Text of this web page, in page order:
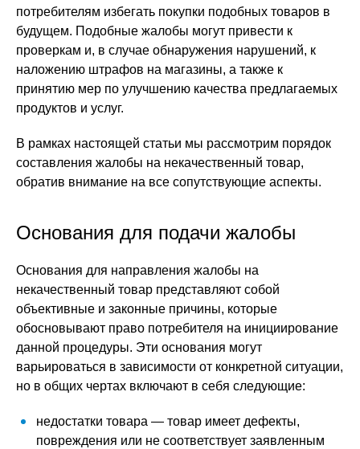
потребителям избегать покупки подобных товаров в
будущем. Подобные жалобы могут привести к
проверкам и, в случае обнаружения нарушений, к
наложению штрафов на магазины, а также к
принятию мер по улучшению качества предлагаемых
продуктов и услуг.
В рамках настоящей статьи мы рассмотрим порядок
составления жалобы на некачественный товар,
обратив внимание на все сопутствующие аспекты.
Основания для подачи жалобы
Основания для направления жалобы на
некачественный товар представляют собой
объективные и законные причины, которые
обосновывают право потребителя на инициирование
данной процедуры. Эти основания могут
варьироваться в зависимости от конкретной ситуации,
но в общих чертах включают в себя следующие:
недостатки товара — товар имеет дефекты,
повреждения или не соответствует заявленным